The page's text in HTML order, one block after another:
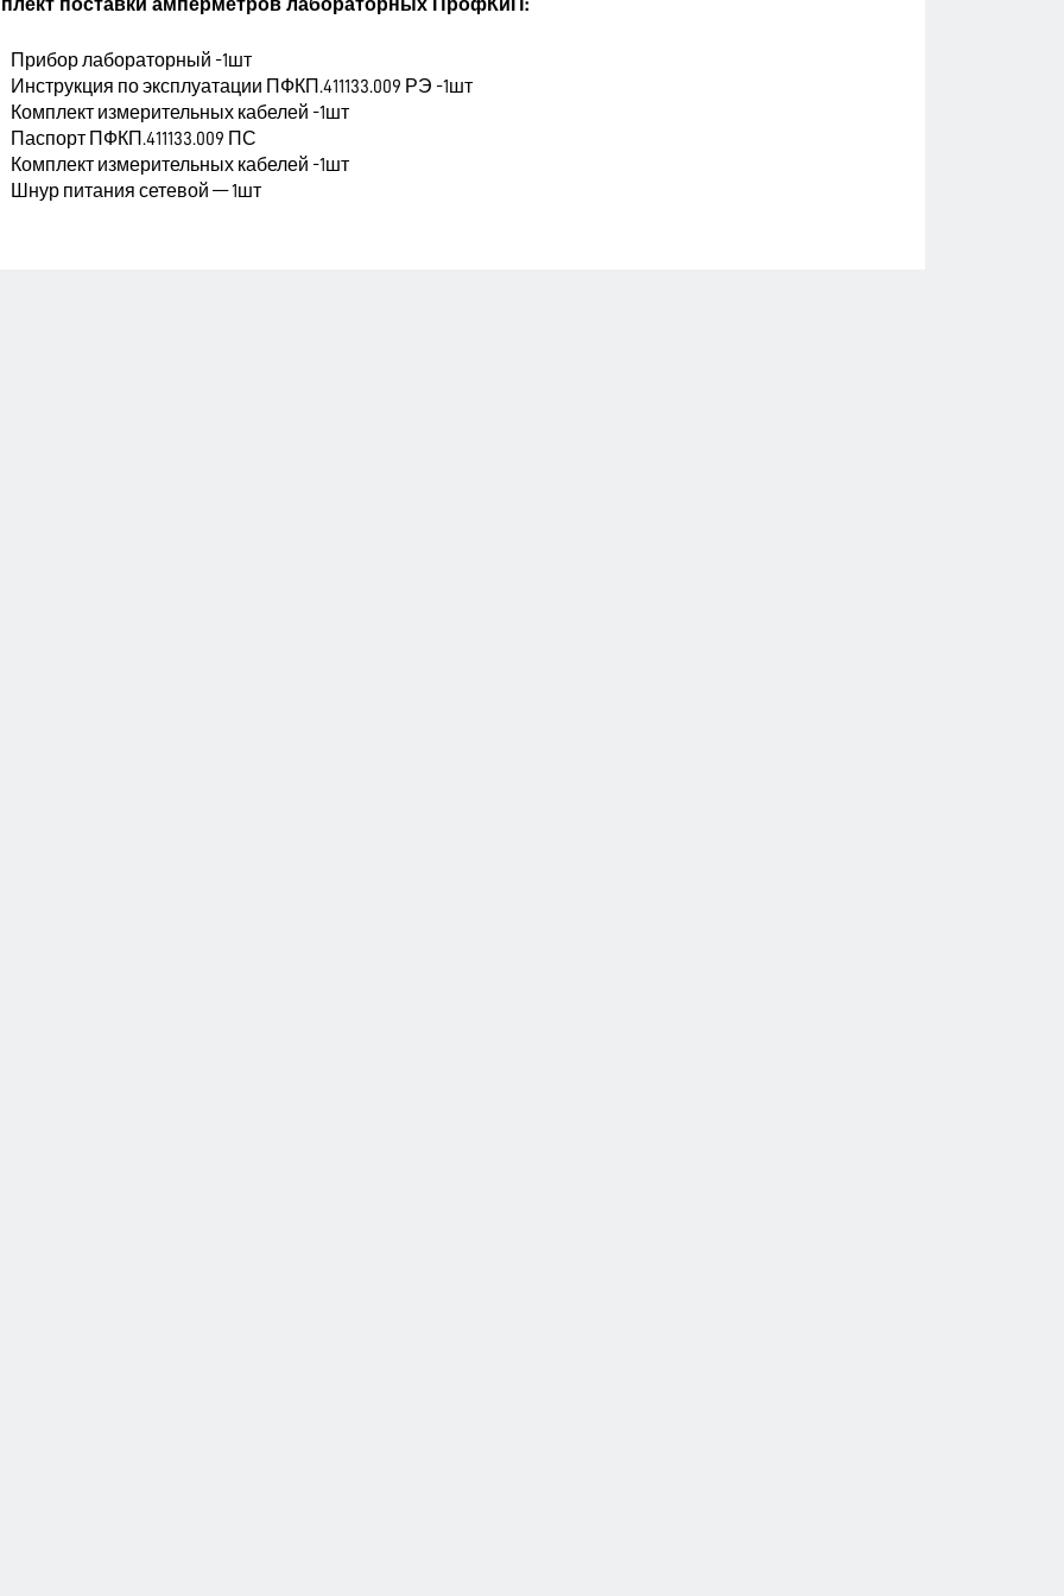
поставки амперметров лабораторных ПрофКиП:
Прибор лабораторный -1шт
Инструкция по эксплуатации ПФКП.411133.009 РЭ -1шт
Комплект измерительных кабелей -1шт
Паспорт ПФКП.411133.009 ПС
Комплект измерительных кабелей -1шт
Шнур питания сетевой — 1шт